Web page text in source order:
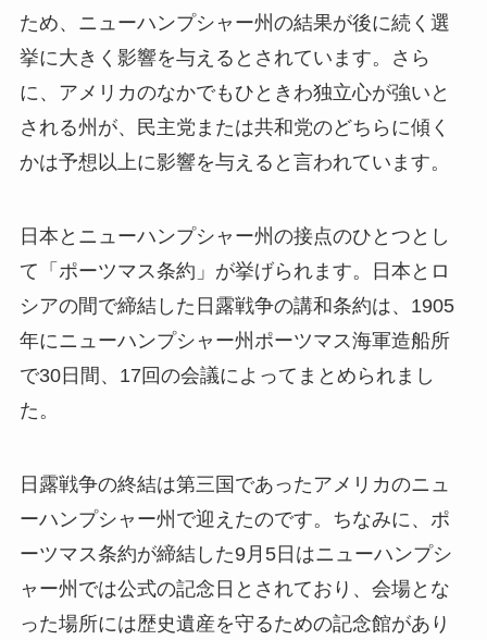
ため、ニューハンプシャー州の結果が後に続く選
挙に大きく影響を与えるとされています。さら
に、アメリカのなかでもひときわ独立心が強いと
される州が、民主党または共和党のどちらに傾く
かは予想以上に影響を与えると言われています。
日本とニューハンプシャー州の接点のひとつとし
て「ポーツマス条約」が挙げられます。日本とロ
シアの間で締結した日露戦争の講和条約は、1905
年にニューハンプシャー州ポーツマス海軍造船所
で30日間、17回の会議によってまとめられまし
た。
日露戦争の終結は第三国であったアメリカのニュ
ーハンプシャー州で迎えたのです。ちなみに、ポ
ーツマス条約が締結した9月5日はニューハンプシ
ャー州では公式の記念日とされており、会場とな
った場所には歴史遺産を守るための記念館があり